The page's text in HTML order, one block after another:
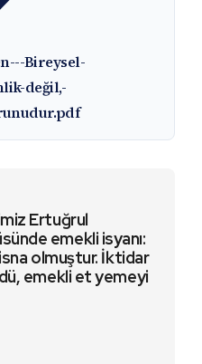
Bireysel-
değil,-
Ertuğrul
emekli isyanı:
olmuştur. İktidar
emekli et yemeyi